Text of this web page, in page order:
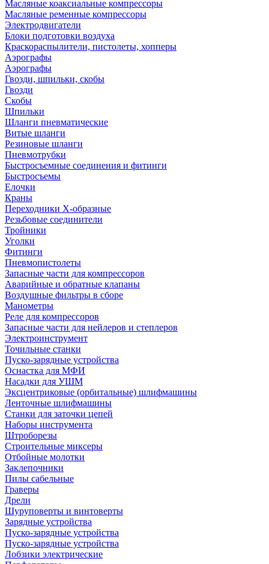
Масляные коаксиальные компрессоры
Масляные ременные компрессоры
Электродвигатели
Блоки подготовки воздуха
Краскораспылители, пистолеты, хопперы
Аэрографы
Аэрографы
Гвозди, шпильки, скобы
Гвозди
Скобы
Шпильки
Шланги пневматические
Витые шланги
Резиновые шланги
Пневмотрубки
Быстросъемные соединения и фитинги
Быстросъемы
Елочки
Краны
Переходники Х-образные
Резьбовые соединители
Тройники
Уголки
Фитинги
Пневмопистолеты
Запасные части для компрессоров
Аварийные и обратные клапаны
Воздушные фильтры в сборе
Манометры
Реле для компрессоров
Запасные части для нейлеров и степлеров
Электроинструмент
Точильные станки
Пуско-зарядные устройства
Оснастка для МФИ
Насадки для УШМ
Эксцентриковые (орбитальные) шлифмашины
Ленточные шлифмашины
Станки для заточки цепей
Наборы инструмента
Штроборезы
Строительные миксеры
Отбойные молотки
Заклепочники
Пилы сабельные
Граверы
Дрели
Шуруповерты и винтоверты
Зарядные устройства
Пуско-зарядные устройства
Пуско-зарядные устройства
Лобзики электрические